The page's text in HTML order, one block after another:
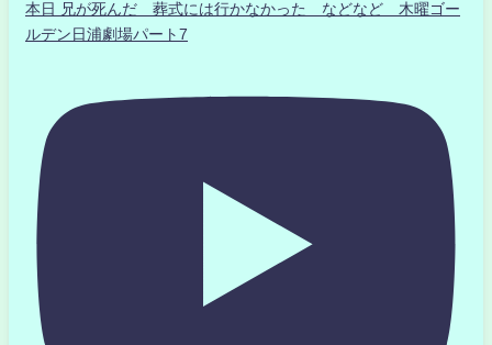
本日 兄が死んだ 葬式には行かなかった などなど 木曜ゴー
ルデン日浦劇場パート7